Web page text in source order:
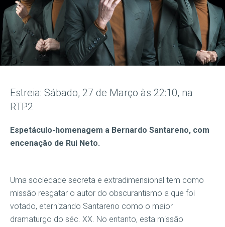
Estreia: Sábado, 27 de Março às 22:10, na
RTP2
Espetáculo-homenagem a Bernardo Santareno, com
encenação de Rui Neto.
Uma sociedade secreta e extradimensional tem como
missão resgatar o autor do obscurantismo a que foi
votado, eternizando Santareno como o maior
dramaturgo do séc. XX. No entanto, esta missão